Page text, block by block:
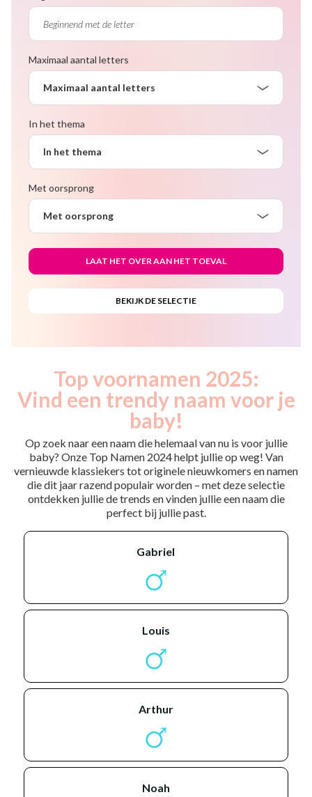
Maximaal aantal letters
Maximaal aantal letters
In het thema
In het thema
Met oorsprong
Met oorsprong
Top voornamen 2025:
Vind een trendy naam voor je
baby!
Op zoek naar een naam die helemaal van nu is voor jullie
baby? Onze Top Namen 2024 helpt jullie op weg! Van
vernieuwde klassiekers tot originele nieuwkomers en namen
die dit jaar razend populair worden – met deze selectie
ontdekken jullie de trends en vinden jullie een naam die
perfect bij jullie past.
gabriel
louis
arthur
noah